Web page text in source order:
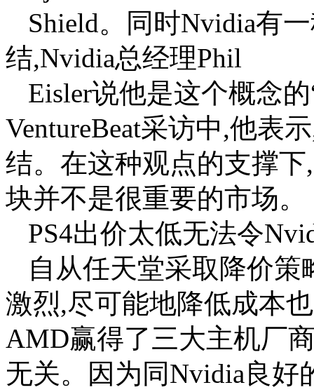
Shield。同时Nvidia有
结,Nvidia总经理Phil
Eisler说他是这个概念
VentureBeat采访中,他表
结。在这种观点的支撑
块并不是很重要的市场。
PS4出价太低无法令
自从任天堂采取降价
激烈,尽可能地降低成本
AMD赢得了三大主机厂
无关。因为同Nvidia良